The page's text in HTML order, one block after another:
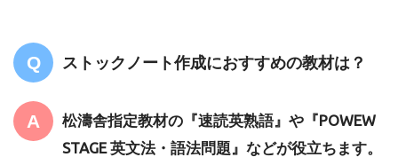
ストックノート作成におすすめの教材は？
松濤舎指定教材の『速読英熟語』や『POWEW
STAGE 英文法・語法問題』などが役立ちます。